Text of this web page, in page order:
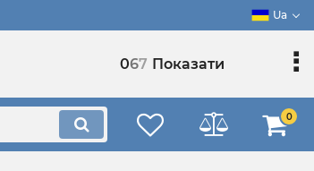
Ua
067 Показати
0